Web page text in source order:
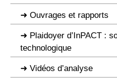
Ouvrages et rapports
Plaidoyer d’InPACT :
technologique
Vidéos d’analyse